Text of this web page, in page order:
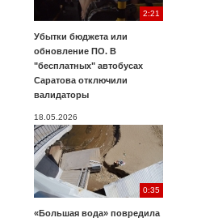
2:21
Убытки бюджета или
обновление ПО. В
"бесплатных" автобусах
Саратова отключили
валидаторы
18.05.2026
0:35
«Большая вода» повредила